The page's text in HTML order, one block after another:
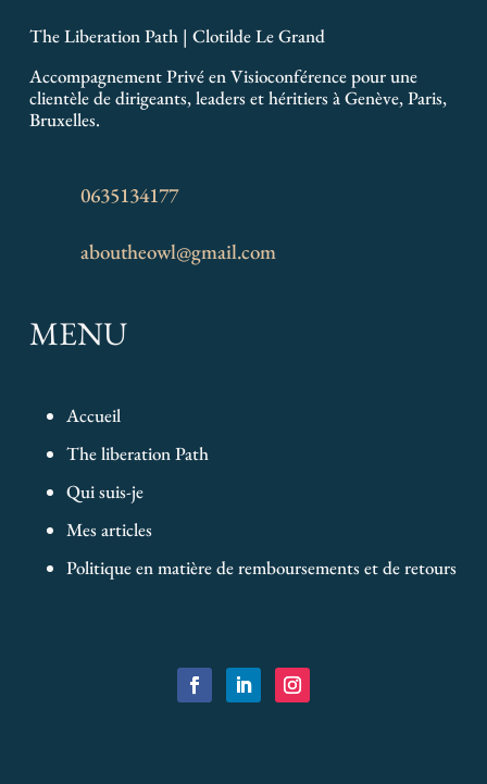
The Liberation Path | Clotilde Le Grand
Accompagnement Privé en Visioconférence pour une
clientèle de dirigeants, leaders et héritiers à Genève, Paris,
Bruxelles.
0635134177
aboutheowl@gmail.com
MENU
Accueil
The liberation Path
Qui suis-je
Mes articles
Politique en matière de remboursements et de retours